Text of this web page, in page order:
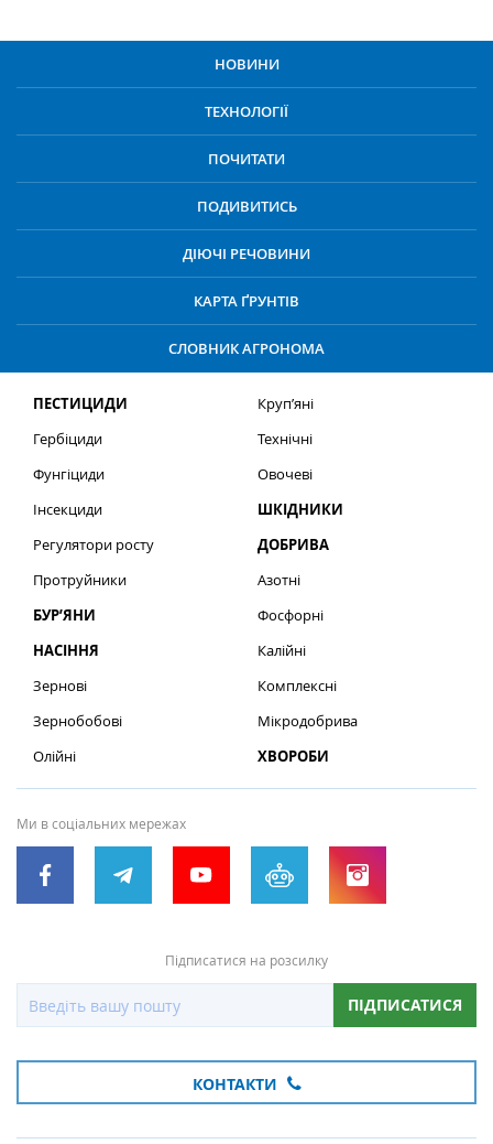
НОВИНИ
ТЕХНОЛОГІЇ
ПОЧИТАТИ
ПОДИВИТИСЬ
ДІЮЧІ РЕЧОВИНИ
КАРТА ҐРУНТІВ
СЛОВНИК АГРОНОМА
ПЕСТИЦИДИ
Гербіциди
Фунгіциди
Інсекциди
Регулятори росту
Протруйники
БУР’ЯНИ
НАСІННЯ
Зернові
Зернобобові
Олійні
Круп’яні
Технічні
Овочеві
ШКІДНИКИ
ДОБРИВА
Азотні
Фосфорні
Калійні
Комплексні
Мікродобрива
ХВОРОБИ
Ми в соціальних мережах
Підписатися на розсилку
ПІДПИСАТИСЯ
КОНТАКТИ